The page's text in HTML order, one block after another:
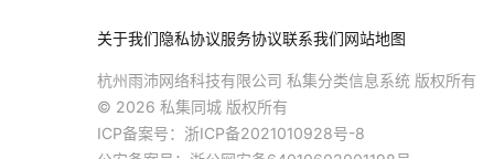
关于我们隐私协议服务协议联系我们网站地图
杭州雨沛网络科技有限公司 私集分类信息系统 版权所有
© 2026 私集同城 版权所有
ICP备案号： 浙ICP备2021010928号-8